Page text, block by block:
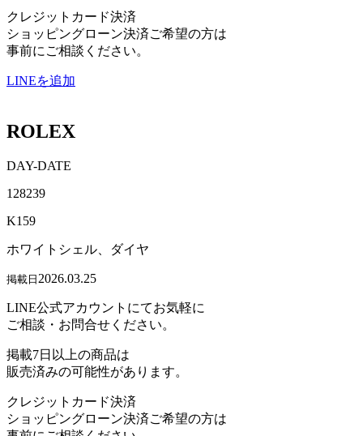
クレジットカード決済
ショッピングローン決済ご希望の方は
事前にご相談ください。
LINEを追加
ROLEX
DAY-DATE
128239
K159
ホワイトシェル、ダイヤ
掲載日 2026.03.25
LINE公式アカウントにてお気軽に
ご相談・お問合せください。
掲載7日以上の商品は
販売済みの可能性があります。
クレジットカード決済
ショッピングローン決済ご希望の方は